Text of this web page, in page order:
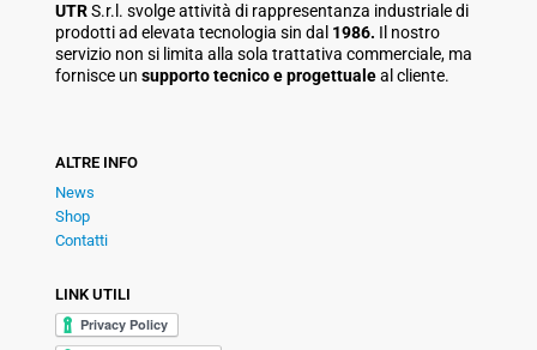
UTRS.r.l. svolge attività di rappresentanza industriale di
prodotti ad elevata tecnologia sin dal 1986. Il nostro
servizio non si limita alla sola trattativa commerciale, ma
fornisce un supporto tecnico e progettualeal cliente.
ALTRE INFO
News
Shop
Contatti
LINK UTILI